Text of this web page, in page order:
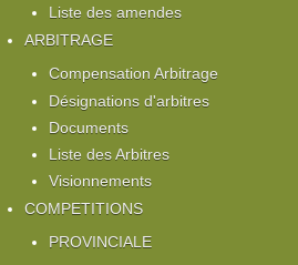
Liste des amendes
ARBITRAGE
Compensation Arbitrage
Désignations d'arbitres
Documents
Liste des Arbitres
Visionnements
COMPETITIONS
PROVINCIALE